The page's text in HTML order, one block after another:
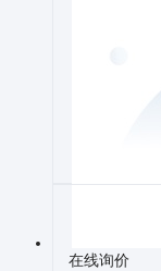
在线询价